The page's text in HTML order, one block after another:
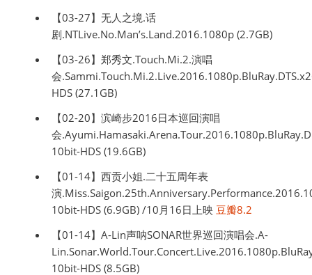
【03-27】无人之境.话
剧.NTLive.No.Man’s.Land.2016.1080p (2.7GB)
【03-26】郑秀文.Touch.Mi.2.演唱
会
HDS (27.1GB)
【02-20】滨崎步2016日本巡回演唱
会
10bit-HDS (19.6GB)
【01-14】西贡小姐.二十五周年表
演
10bit-HDS (6.9GB) /10月16日上映 豆瓣8.2
【01-14】A-Lin声呐SONAR世界巡回演唱会.A-
10bit-HDS (8.5GB)